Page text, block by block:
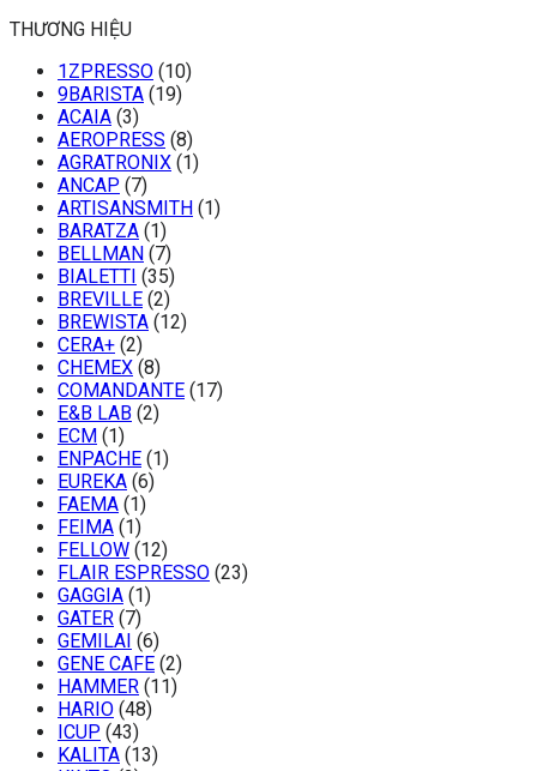
THƯƠNG HIỆU
1ZPRESSO (10)
9BARISTA (19)
ACAIA (3)
AEROPRESS (8)
AGRATRONIX (1)
ANCAP (7)
ARTISANSMITH (1)
BARATZA (1)
BELLMAN (7)
BIALETTI (35)
BREVILLE (2)
BREWISTA (12)
CERA+ (2)
CHEMEX (8)
COMANDANTE (17)
E&B LAB (2)
ECM (1)
ENPACHE (1)
EUREKA (6)
FAEMA (1)
FEIMA (1)
FELLOW (12)
FLAIR ESPRESSO (23)
GAGGIA (1)
GATER (7)
GEMILAI (6)
GENE CAFE (2)
HAMMER (11)
HARIO (48)
ICUP (43)
KALITA (13)